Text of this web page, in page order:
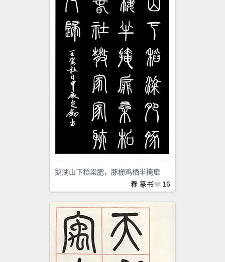
鹅湖山下稻粱肥，豚栅鸡栖半掩扉
春 篆书 16